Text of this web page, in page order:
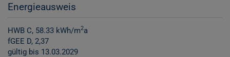
Energieausweis
HWB C, 58.33 kWh/m2a
fGEE D, 2,37
gültig bis 13.03.2029